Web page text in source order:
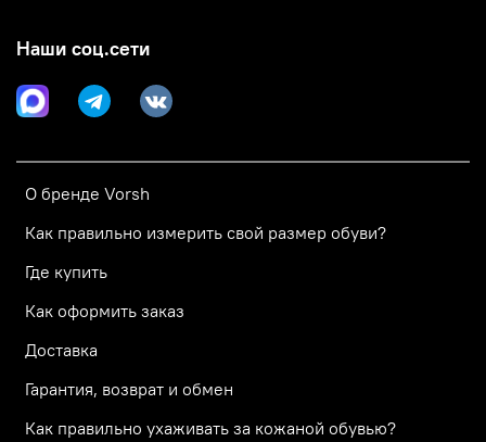
О бренде Vorsh
Как правильно измерить свой размер обуви?
Где купить
Как оформить заказ
Доставка
Гарантия, возврат и обмен
Как правильно ухаживать за кожаной обувью?
Наши соц.сети